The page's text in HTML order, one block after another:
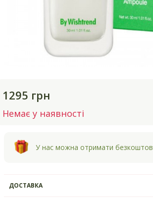
1295 грн
Немає у наявності
У нас можна отримати
ДОСТАВКА